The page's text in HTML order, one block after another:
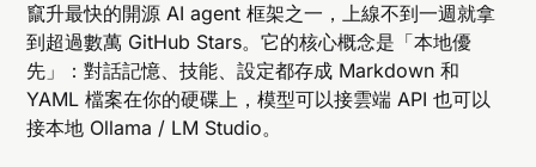
竄升最快的開源 AI agent 框架之一，上線不到一週就拿
到超過數萬 GitHub Stars。它的核心概念是「本地優
先」：對話記憶、技能、設定都存成 Markdown 和
YAML 檔案在你的硬碟上，模型可以接雲端 API 也可以
接本地 Ollama / LM Studio。